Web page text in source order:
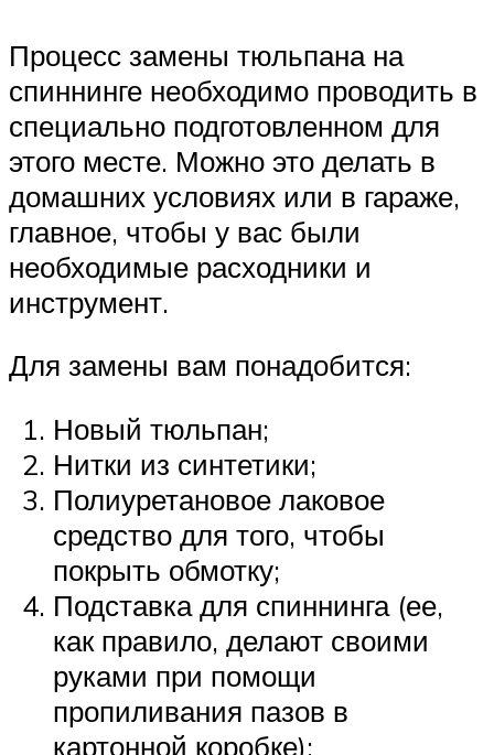
Процесс замены тюльпана на
спиннинге необходимо проводить в
специально подготовленном для
этого месте. Можно это делать в
домашних условиях или в гараже,
главное, чтобы у вас были
необходимые расходники и
инструмент.
Для замены вам понадобится:
Новый тюльпан;
Нитки из синтетики;
Полиуретановое лаковое
средство для того, чтобы
покрыть обмотку;
Подставка для спиннинга (ее,
как правило, делают своими
руками при помощи
пропиливания пазов в
картонной коробке);